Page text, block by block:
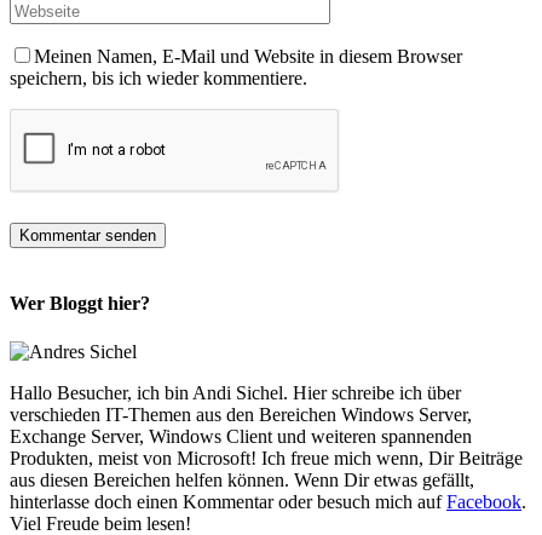
Meinen Namen, E-Mail und Website in diesem Browser
speichern, bis ich wieder kommentiere.
Wer Bloggt hier?
Hallo Besucher, ich bin Andi Sichel. Hier schreibe ich über
verschieden IT-Themen aus den Bereichen Windows Server,
Exchange Server, Windows Client und weiteren spannenden
Produkten, meist von Microsoft! Ich freue mich wenn, Dir Beiträge
aus diesen Bereichen helfen können. Wenn Dir etwas gefällt,
hinterlasse doch einen Kommentar oder besuch mich aufFacebook.
Viel Freude beim lesen!